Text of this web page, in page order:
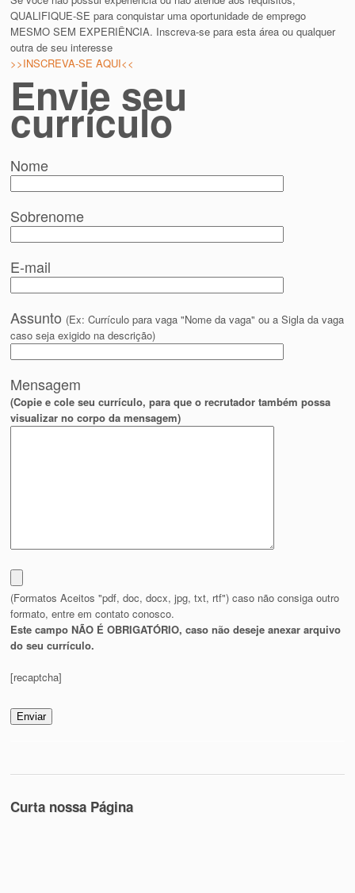
QUALIFIQUE-SE para conquistar uma oportunidade de emprego
MESMO SEM EXPERIÊNCIA. Inscreva-se para esta área ou qualquer
outra de seu interesse
>>INSCREVA-SE AQUI<<
Envie seu
currículo
Nome
Sobrenome
E-mail
Assunto (Ex: Currículo para vaga "Nome da vaga" ou a Sigla da vaga
caso seja exigido na descrição)
Mensagem
(Copie e cole seu currículo, para que o recrutador também possa
visualizar no corpo da mensagem)
(Formatos Aceitos "pdf, doc, docx, jpg, txt, rtf") caso não consiga outro
formato, entre em contato conosco.
Este campo NÃO É OBRIGATÓRIO, caso não deseje anexar arquivo
do seu currículo.
[recaptcha]
Curta nossa Página